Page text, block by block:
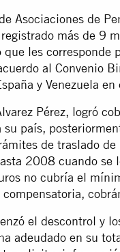
Asociaciones de
más de 9
que les corresponde
al Convenio
y Venezuela
Pérez, logró
su país,
de traslado
2008 cuando se
no cubría el
el descontrol y
adeudado en su